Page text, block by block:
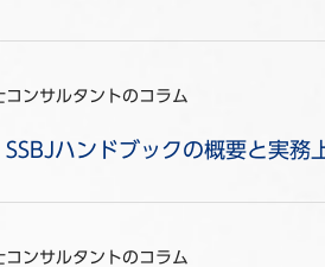
コンサルタントのコラム
ハンドブックの概要と実
コンサルタントのコラム